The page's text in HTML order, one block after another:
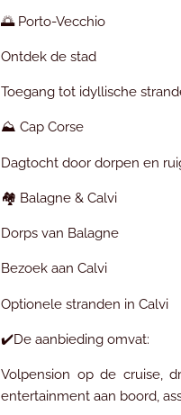
🌅 Porto-Vecchio
Ontdek de stad
Toegang tot idyllische
⛰️ Cap Corse
Dagtocht door dorpen en
🏘️ Balagne & Calvi
Dorps van Balagne
Bezoek aan Calvi
Optionele stranden in Calvi
✔️De aanbieding omvat:
Volpension op de cruise,
entertainment aan boord,